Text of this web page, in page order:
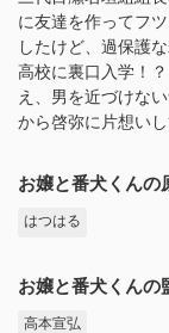
に友達を作ってフ
したけど、過保護
高校に裏口入学！
え、男を近づけな
から啓弥に片想い
お嬢と番犬くんの
はつはる
お嬢と番犬くんの
高本宣弘